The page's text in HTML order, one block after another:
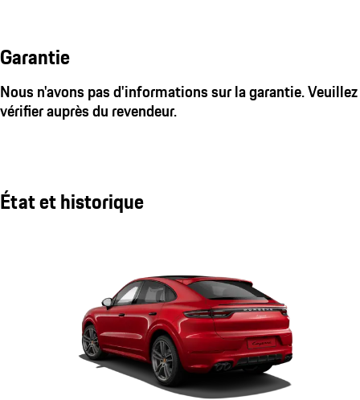
Garantie
Nous n'avons pas d'informations sur la garantie. Veuillez
vérifier auprès du revendeur.
État et historique